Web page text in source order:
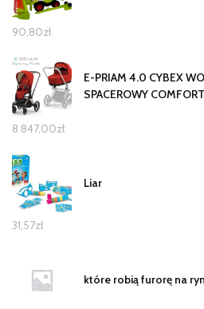
90,80zł
E-PRIAM 4.0 CYBEX
SPACEROWY
8 847,00zł
Liar
31,57zł
które robią furorę na